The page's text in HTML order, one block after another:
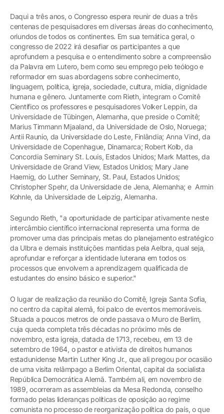
Daqui a três anos, o Congresso espera reunir de duas a três
centenas de pesquisadores em diversas áreas do conhecimento,
oriundos de todos os continentes. Em sua temática geral, o
congresso de 2022 irá desafiar os participantes a que
aprofundem a pesquisa e o entendimento sobre a compreensão
da Palavra em Lutero, bem como seu emprego pelo teólogo e
reformador em suas abordagens sobre conhecimento,
linguagem, política, igreja, sociedade, cultura, mídia, dignidade
humana e gênero. Juntamente com Rieth, integram o Comitê
Científico os professores e pesquisadores Volker Leppin, da
Universidade de Tübingen, Alemanha, que preside o Comitê;
Marius Timmann Mjaaland, da Universidade de Oslo, Noruega;
Antii Raunio, da Universidade do Leste, Finlândia; Anna Vind, da
Universidade de Copenhague, Dinamarca; Robert Kolb, da
Concordia Seminary St. Louis, Estados Unidos; Mark Mattes, da
Universidade de Grand View, Estados Unidos; Mary Jane
Haemig, do Luther Seminary, St. Paul, Estados Unidos;
Christopher Spehr, da Universidade de Jena, Alemanha; e Armin
Kohnle, da Universidade de Leipzig, Alemanha.
Segundo Rieth, "a oportunidade de participar ativamente neste
intercâmbio científico internacional representa uma forma de
promover uma das principais metas do planejamento estratégico
da Ulbra e demais instituições mantidas pela Aelbra, qual seja,
aprofundar e reforçar a identidade luterana em todos os
processos que envolvem a aprendizagem qualificada de
estudantes do ensino básico e superior."
O lugar de realização da reunião do Comitê, Igreja Santa Sofia,
no centro da capital alemã, foi palco de eventos memoráveis.
Situada a poucos metros de onde passava o Muro de Berlim,
cuja queda completa três décadas no próximo mês de
novembro, esta igreja, datada de 1713, recebeu, em 13 de
setembro de 1964, o pastor e ativista de direitos humanos
estadunidense Martin Luther King Jr., que ali pregou por ocasião
de uma visita relâmpago a Berlim Oriental, capital da socialista
República Democrática Alemã. Também ali, em novembro de
1989, ocorreram as assembleias da Mesa Redonda, conselho
formado pelas lideranças políticas de oposição ao regime
comunista no processo de reorganização política do país, o que